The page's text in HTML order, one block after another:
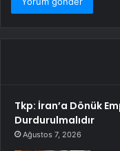
Tkp: İran’a Dönük
Durdurulmalıdır
Ağustos 7, 2026